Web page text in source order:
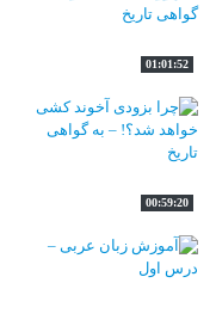
01:01:52
00:59:20